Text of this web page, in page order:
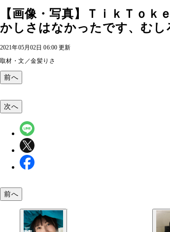
【画像・写真】ＴｉｋＴｏ
かしさはなかったです、む
2021年05月02日 06:00 更新
取材・文／金髪りさ
前へ
次へ
前へ